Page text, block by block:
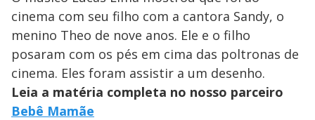
cinema com seu filho com a cantora Sandy, o
menino Theo de nove anos. Ele e o filho
posaram com os pés em cima das poltronas de
cinema. Eles foram assistir a um desenho.
Leia a matéria completa no nosso parceiro
Bebê Mamãe